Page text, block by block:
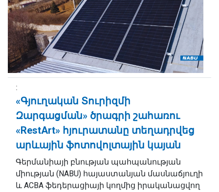
«Գյուղական Տուրիզմի
Զարգացման» ծրագրի շահառու
«RestArt» հյուրատանը տեղադրվեց
արևային ֆոտովոլտային կայան
Գերմանիայի բնության պահպանության
միության (NABU) հայաստանյան մասնաճյուղի
և ACBA ֆեդերացիայի կողմից իրականացվող